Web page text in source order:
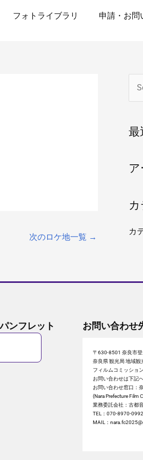
フォトライブラリ 申請・お問
次のロケ地一覧 →
象
最
カ
ンフレット お問い合わせ
〒630-8501 奈良市
奈良県 観光局 地域観
フィルムコミッショ
お問い合わせは下記
お問い合わせ窓口：
(Nara Prefecture Film
業務委託会社：古都
TEL：070-8970-0992
MAIL：